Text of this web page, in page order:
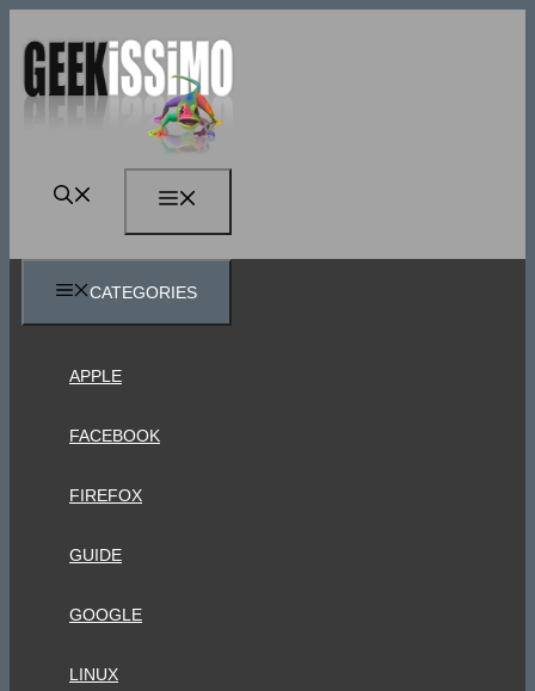
contenuto
CATEGORIES
APPLE
FACEBOOK
FIREFOX
GUIDE
GOOGLE
LINUX